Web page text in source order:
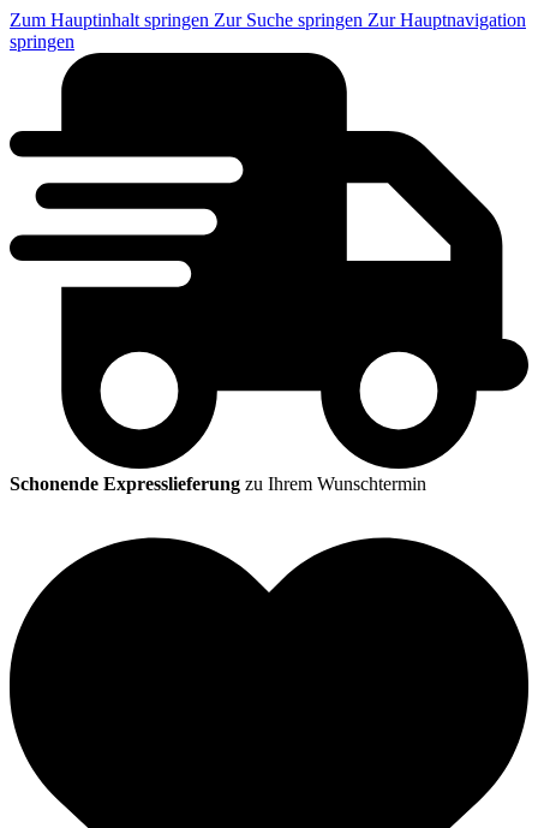
Zum Hauptinhalt springen Zur Suche springen Zur Hauptnavigation
springen
Schonende Expresslieferung zu Ihrem Wunschtermin